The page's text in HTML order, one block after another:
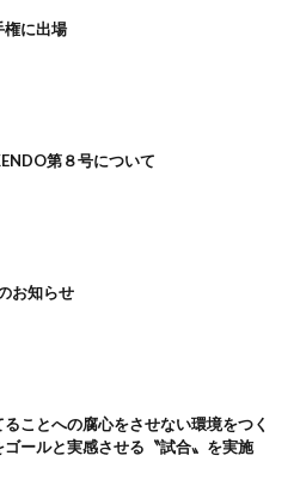
権に出場
第８号について
お知らせ
ることへの腐心をさせない環境をつく
ゴールと実感させる〝試合〟を実施